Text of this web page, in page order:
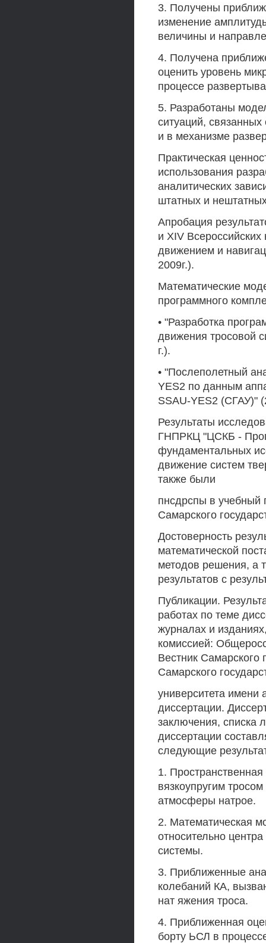
3. Получены
изменение
величины и
4. Получена
оценить уровень
процессе
5. Разработаны
ситуаций,
и в механизме
Практическая
использования
аналитических
штатных и
Апробация
и XIV
движением и
2009г.).
Математические
программного
• "Разработка
движения тросовой
г.).
• "Послеполетный
YES2 по данным
SSAU-YES2 (СГАУ)"
Результаты
ГНПРКЦ "ЦСКБ -
фундаментальных
движение систем
также были
пнсдрспы в учебный
Самарского
Достоверность
математической
методов решения, а
результатов с
Публикации.
работах по теме
журналах и
комиссией:
Вестник Самарского
Самарского
университета имени
диссертации.
заключения, списка
диссертации
следующие
1.
вязкоупругим
атмосферы натрое.
2. Математическая
относительно
системы.
3. Приближенные
колебаний КА,
нат яжения троса.
4. Приближенная
борту ЬСЛ в